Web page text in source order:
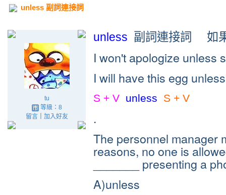
unless 副詞連接詞
tu
等級：8
留言｜ 加入好友
unless 副詞連接詞 如
I won't apologize unless
I will have this egg
S + V unless S + V
.
The personnel manager
reasons, no one is
_______ presenting a
A)unless